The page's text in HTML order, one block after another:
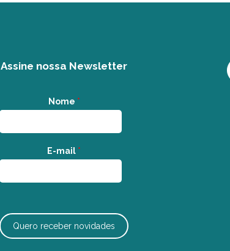
Assine nossa Newsletter
Nome *
E-mail *
Quero receber novidades